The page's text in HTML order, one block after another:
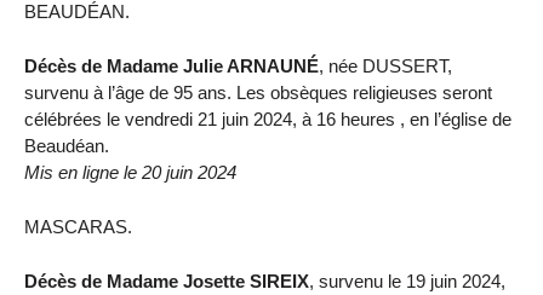
BEAUDÉAN.
Décès de Madame Julie ARNAUNÉ, née DUSSERT,
survenu à l’âge de 95 ans. Les obsèques religieuses seront
célébrées le vendredi 21 juin 2024, à 16 heures , en l’église de
Beaudéan.
Mis en ligne le 20 juin 2024
MASCARAS.
Décès de Madame Josette SIREIX, survenu le 19 juin 2024,